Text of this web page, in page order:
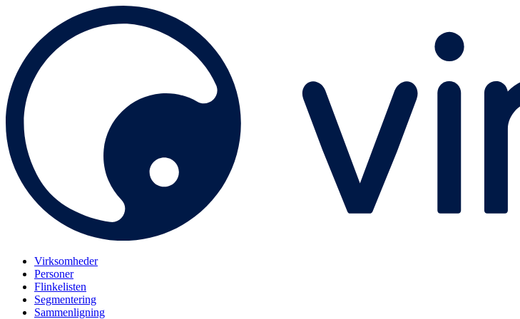
Virksomheder
Personer
Flinkelisten
Segmentering
Sammenligning